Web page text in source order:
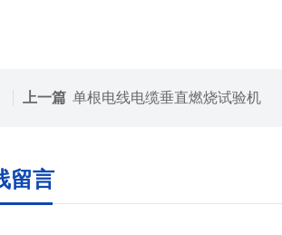
上一篇 单根电线电缆垂直燃烧试验机
留言